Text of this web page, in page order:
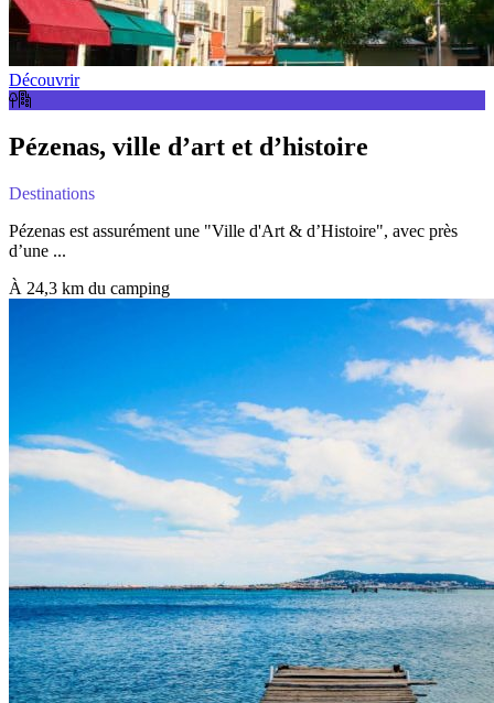
Découvrir
Pézenas, ville d’art et d’histoire
Destinations
Pézenas est assurément une "Ville d'Art & d’Histoire", avec près
d’une ...
À 24,3 km du camping